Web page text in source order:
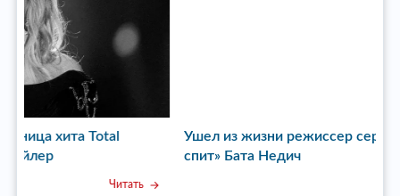
Ушел из жизни режиссер сериала «Пока станица
спит» Бата Недич